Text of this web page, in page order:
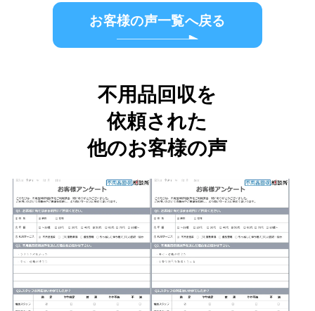
お客様の声一覧へ戻る
不用品回収を
依頼された
他のお客様の声